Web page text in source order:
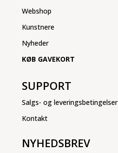
Webshop
Kunstnere
Nyheder
KØB GAVEKORT
SUPPORT
Salgs- og leveringsbetingelser
Kontakt
NYHEDSBREV